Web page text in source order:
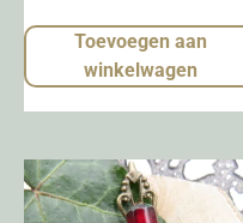
Toevoegen aan
winkelwagen